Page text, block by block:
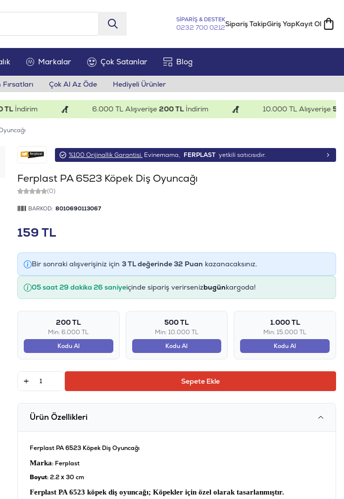
SİPARİŞ & DESTEK
0232 700 0212Sipariş TakipGiriş YapKayıt Ol
Markalar Çok Satanlar Blog
Fırsatları Çok Al Az Öde Hediyeli Ürünler
6.000 TL Alışverişe200 TLİndirim 10.000 TL Alışverişe500 TL
%100 Orijinallik Garantisi. Evinemama, FERPLAST yetkili satıcısıdır.
Ferplast PA 6523 Köpek Diş Oyuncağı
(0)
BARKOD: 8010690113067
159 TL
Bir sonraki alışverişiniz için 3TL değerinde32 Puan kazanacaksınız.
05 saat 29 dakika 25 saniyeiçinde sipariş verirsenizbugünkargoda!
200 TL
Min: 6.000 TL
Kodu Al
500 TL
Min: 10.000 TL
Kodu Al
1.000 TL
Min: 15.000 TL
Kodu Al
Sepete Ekle
Ürün Özellikleri
Ferplast PA 6523 Köpek Diş Oyuncağı
Marka: Ferplast
Boyut: 2.2 x 30 cm
Ferplast PA 6523 köpek diş oyuncağı; Köpekler için özel olarak tasarlanmıştır.